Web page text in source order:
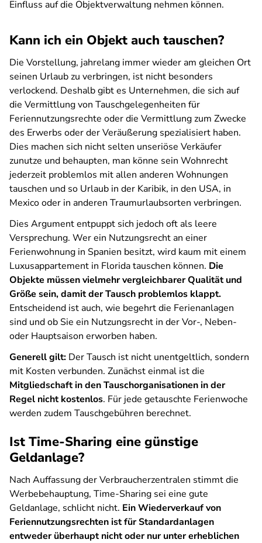
Einfluss auf die Objektverwaltung nehmen können.
Kann ich ein Objekt auch tauschen?
Die Vorstellung, jahrelang immer wieder am gleichen Ort
seinen Urlaub zu verbringen, ist nicht besonders
verlockend. Deshalb gibt es Unternehmen, die sich auf
die Vermittlung von Tauschgelegenheiten für
Feriennutzungsrechte oder die Vermittlung zum Zwecke
des Erwerbs oder der Veräußerung spezialisiert haben.
Dies machen sich nicht selten unseriöse Verkäufer
zunutze und behaupten, man könne sein Wohnrecht
jederzeit problemlos mit allen anderen Wohnungen
tauschen und so Urlaub in der Karibik, in den USA, in
Mexico oder in anderen Traumurlaubsorten verbringen.
Dies Argument entpuppt sich jedoch oft als leere
Versprechung. Wer ein Nutzungsrecht an einer
Ferienwohnung in Spanien besitzt, wird kaum mit einem
Luxusappartement in Florida tauschen können. Die
Objekte müssen vielmehr vergleichbarer Qualität und
Größe sein, damit der Tausch problemlos klappt.
Entscheidend ist auch, wie begehrt die Ferienanlagen
sind und ob Sie ein Nutzungsrecht in der Vor-, Neben-
oder Hauptsaison erworben haben.
Generell gilt: Der Tausch ist nicht unentgeltlich, sondern
mit Kosten verbunden. Zunächst einmal ist die
Mitgliedschaft in den Tauschorganisationen in der
Regel nicht kostenlos. Für jede getauschte Ferienwoche
werden zudem Tauschgebühren berechnet.
Ist Time-Sharing eine günstige
Geldanlage?
Nach Auffassung der Verbraucherzentralen stimmt die
Werbebehauptung, Time-Sharing sei eine gute
Geldanlage, schlicht nicht. Ein Wiederverkauf von
Feriennutzungsrechten ist für Standardanlagen
entweder überhaupt nicht oder nur unter erheblichen